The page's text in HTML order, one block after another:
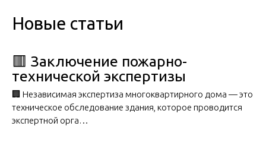
Новые статьи
🟥 Заключение пожарно-
технической экспертизы
🏢 Независимая экспертиза многоквартирного дома — это
техническое обследование здания, которое проводится
экспертной орга…